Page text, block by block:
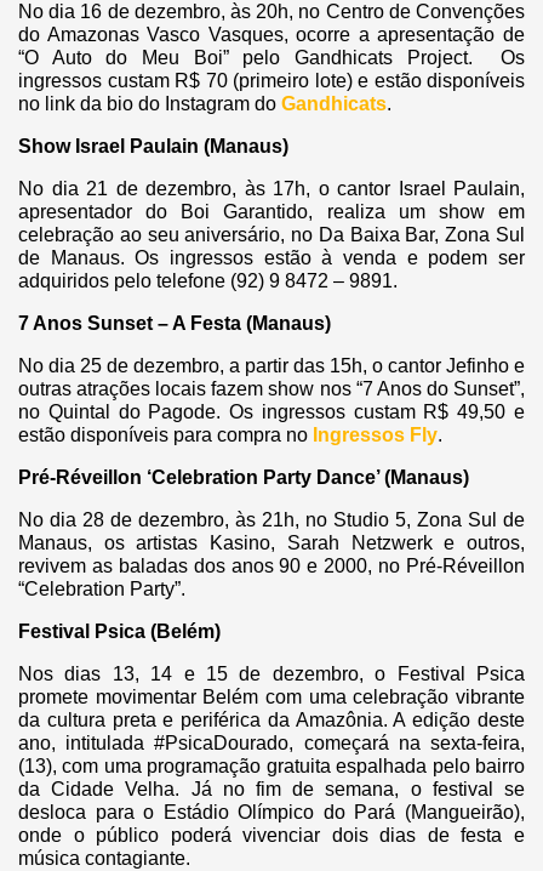
No dia 16 de dezembro, às 20h, no Centro de Convenções
do Amazonas Vasco Vasques, ocorre a apresentação de
“O Auto do Meu Boi” pelo Gandhicats Project. Os
ingressos custam R$ 70 (primeiro lote) e estão disponíveis
no link da bio do Instagram do Gandhicats.
Show Israel Paulain (Manaus)
No dia 21 de dezembro, às 17h, o cantor Israel Paulain,
apresentador do Boi Garantido, realiza um show em
celebração ao seu aniversário, no Da Baixa Bar, Zona Sul
de Manaus. Os ingressos estão à venda e podem ser
adquiridos pelo telefone (92) 9 8472 – 9891.
7 Anos Sunset – A Festa (Manaus)
No dia 25 de dezembro, a partir das 15h, o cantor Jefinho e
outras atrações locais fazem show nos “7 Anos do Sunset”,
no Quintal do Pagode. Os ingressos custam R$ 49,50 e
estão disponíveis para compra no Ingressos Fly.
Pré-Réveillon ‘Celebration Party Dance’ (Manaus)
No dia 28 de dezembro, às 21h, no Studio 5, Zona Sul de
Manaus, os artistas Kasino, Sarah Netzwerk e outros,
revivem as baladas dos anos 90 e 2000, no Pré-Réveillon
“Celebration Party”.
Festival Psica (Belém)
Nos dias 13, 14 e 15 de dezembro, o Festival Psica
promete movimentar Belém com uma celebração vibrante
da cultura preta e periférica da Amazônia. A edição deste
ano, intitulada #PsicaDourado, começará na sexta-feira,
(13), com uma programação gratuita espalhada pelo bairro
da Cidade Velha. Já no fim de semana, o festival se
desloca para o Estádio Olímpico do Pará (Mangueirão),
onde o público poderá vivenciar dois dias de festa e
música contagiante.